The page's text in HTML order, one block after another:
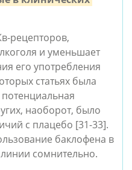
рецепторов,
и уменьшает
его употребления
статьях была
наоборот, было
с плацебо [31-33].
баклофена в
сомнительно.